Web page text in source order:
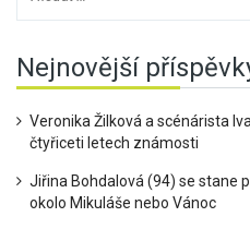
Nejnovější
Veronika Žilková a scénárista
čtyřiceti letech známosti
Jiřina Bohdalová (94) se stane
okolo Mikuláše nebo Vánoc